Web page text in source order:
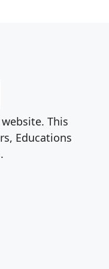
This
Educations